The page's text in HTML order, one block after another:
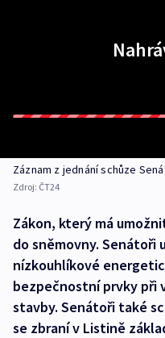
Záznam z jednání schůze
Zdroj: ČT24
Zákon, který má
do sněmovny. Senátoři
nízkouhlíkové
bezpečnostní prvky při
stavby. Senátoři také
se zbraní v Listině